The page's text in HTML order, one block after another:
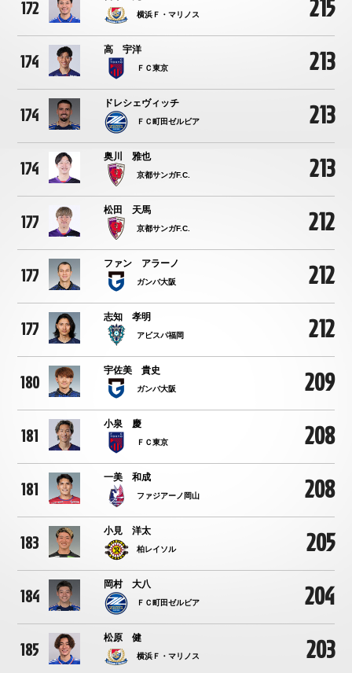
172 横浜Ｆ・マリノス 215
174
高 宇洋
ＦＣ東京 213
174
ドレシェヴィッチ
ＦＣ町田ゼルビア 213
174
奥川 雅也
京都サンガF.C. 213
177
松田 天馬
京都サンガF.C. 212
177
ファン アラーノ
ガンバ大阪 212
177
志知 孝明
アビスパ福岡 212
180
宇佐美 貴史
ガンバ大阪 209
181
小泉 慶
ＦＣ東京 208
181
一美 和成
ファジアーノ岡山 208
183
小見 洋太
柏レイソル 205
184
岡村 大八
ＦＣ町田ゼルビア 204
185
松原 健
横浜Ｆ・マリノス 203